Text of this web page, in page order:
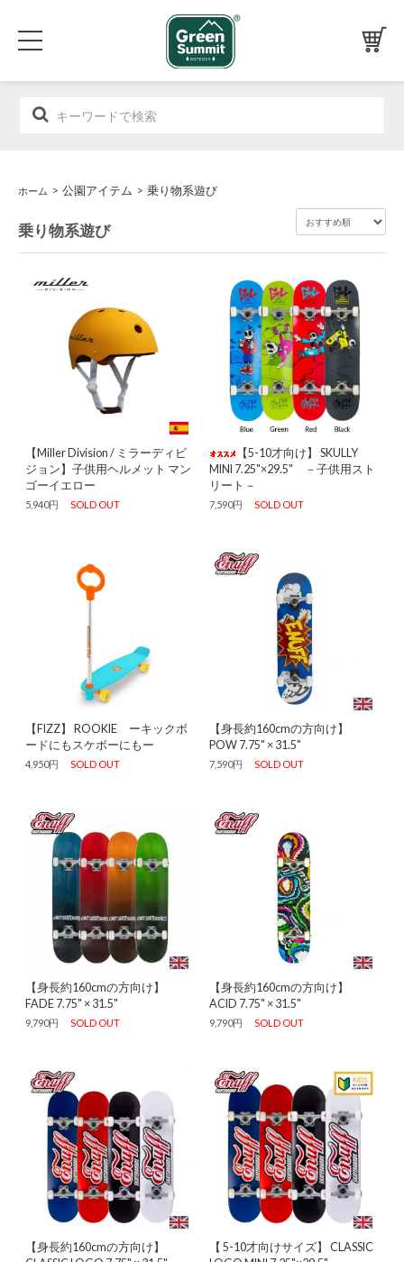
ホーム > 公園アイテム > 乗り物系遊び
乗り物系遊び
【Miller Division / ミラーディビ
ジョン】子供用ヘルメット マン
ゴーイエロー
5,940円 SOLD OUT
【5-10才向け】 SKULLY
MINI 7.25"×29.5" －子供用スト
リート－
7,590円 SOLD OUT
【FIZZ】 ROOKIE ーキックボ
ードにもスケボーにもー
4,950円 SOLD OUT
【身長約160cmの方向け】
POW 7.75" × 31.5"
7,590円 SOLD OUT
【身長約160cmの方向け】
FADE 7.75" × 31.5"
9,790円 SOLD OUT
【身長約160cmの方向け】
ACID 7.75" × 31.5"
9,790円 SOLD OUT
【身長約160cmの方向け】
【 5-10才向けサイズ】 CLASSIC